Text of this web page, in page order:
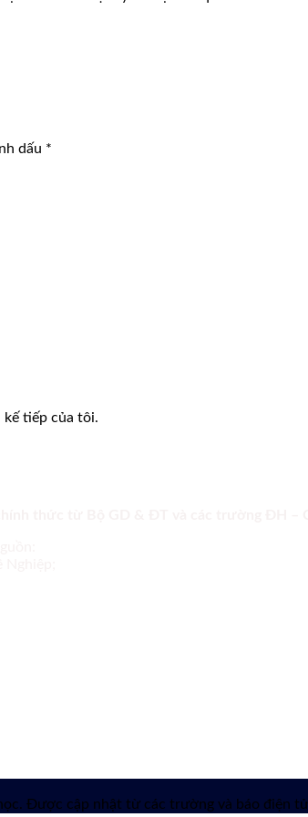
dấu *
kế tiếp của tôi.
Được cập nhật từ các trường và báo điện